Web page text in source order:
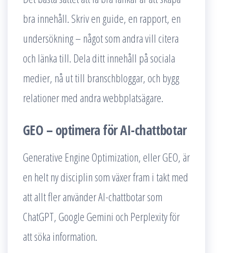
bra innehåll. Skriv en guide, en rapport, en
undersökning – något som andra vill citera
och länka till. Dela ditt innehåll på sociala
medier, nå ut till branschbloggar, och bygg
relationer med andra webbplatsägare.
GEO – optimera för AI-chattbotar
Generative Engine Optimization, eller GEO, är
en helt ny disciplin som växer fram i takt med
att allt fler använder AI-chattbotar som
ChatGPT, Google Gemini och Perplexity för
att söka information.